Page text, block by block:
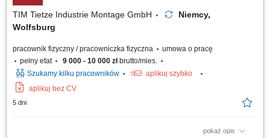
Lokowanie ładunków w...
TIM Tietze Industrie Montage GmbH
Niemcy,
Wolfsburg
pracownik fizyczny / pracowniczka fizyczna
umowa o pracę
pełny etat
9 000 - 10 000 złbrutto/mies.
Szukamy kilku pracowników
aplikuj szybko
aplikuj bez CV
5 dni
pokaż opis